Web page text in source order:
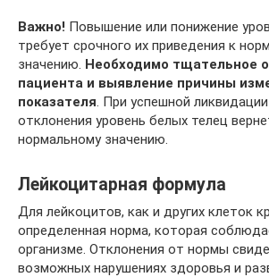
Важно! Повышение или понижение
требует срочного их приведения к
значению. Необходимо тщательное
пациента и выявление причины
показателя. При успешной
отклонения уровень белых телец
нормальному значению.
Лейкоцитарная формула
Для лейкоцитов, как и других клеток
определенная норма, которая
организме. Отклонения от нормы
возможных нарушениях здоровья и